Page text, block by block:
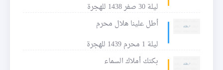
ليلة 30 صفر 1438 للهجرة
أطل علينا هلال محرم
ليلة 1 محرم 1439 للهجرة
بكتك أملاك السماء